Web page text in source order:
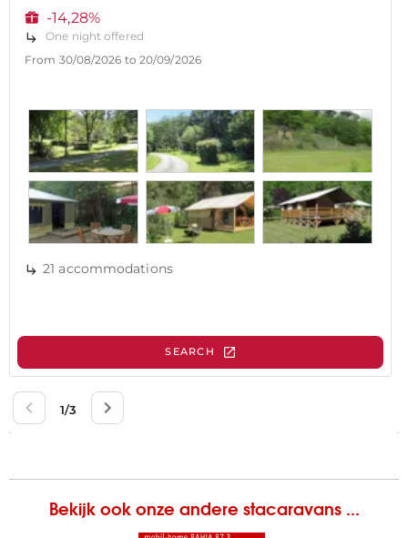
Bekijk ook onze andere stacaravans ...